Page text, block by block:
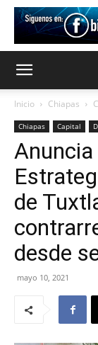
Inicio Chiapas
Chiapas Capital
Anuncia
de
desde
mayo 10, 2021